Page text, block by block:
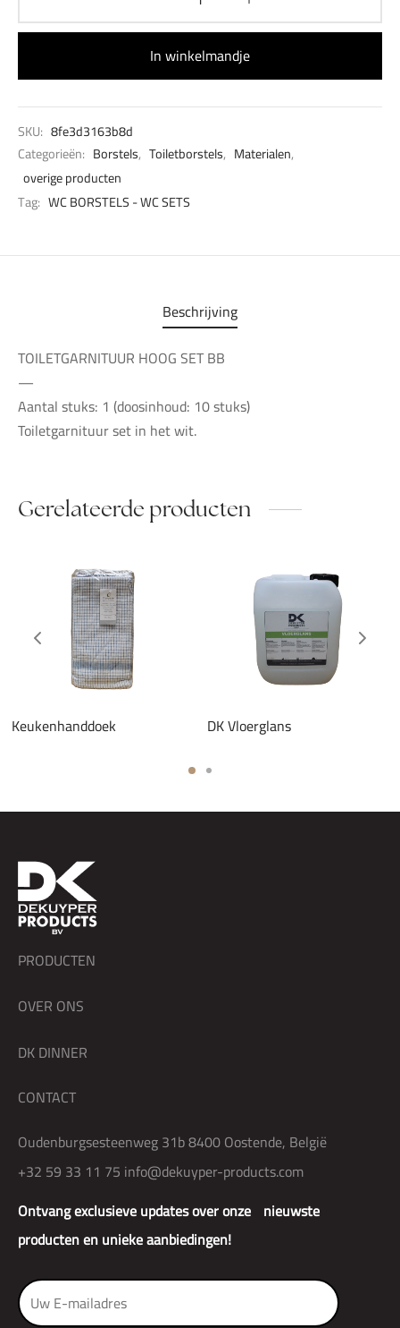
In winkelmandje
SKU: 8fe3d3163b8d
Categorieën: Borstels, Toiletborstels, Materialen,
overige producten
Tag: WC BORSTELS - WC SETS
Beschrijving
TOILETGARNITUUR HOOG SET BB
—
Aantal stuks: 1 (doosinhoud: 10 stuks)
Toiletgarnituur set in het wit.
Gerelateerde producten
Keukenhanddoek DK Vloerglans
Ontvang exclusieve updates over onze nieuwste
producten en unieke aanbiedingen!
PRODUCTEN
OVER ONS
DK DINNER
CONTACT
Oudenburgsesteenweg 31b 8400 Oostende, België
+32 59 33 11 75 info@dekuyper-products.com